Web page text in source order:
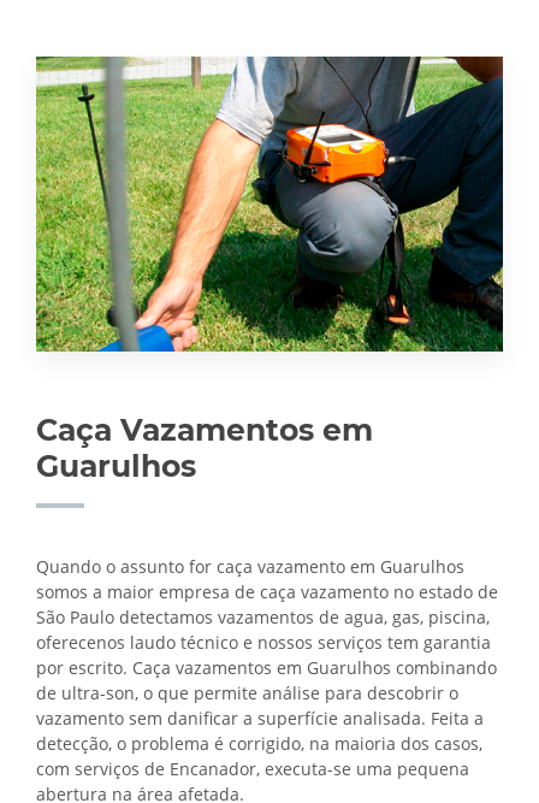
Caça Vazamentos em
Guarulhos
Quando o assunto for caça vazamento em Guarulhos
somos a maior empresa de caça vazamento no estado de
São Paulo detectamos vazamentos de agua, gas, piscina,
oferecenos laudo técnico e nossos serviços tem garantia
por escrito. Caça vazamentos em Guarulhos combinando
de ultra-son, o que permite análise para descobrir o
vazamento sem danificar a superfície analisada. Feita a
detecção, o problema é corrigido, na maioria dos casos,
com serviços de Encanador, executa-se uma pequena
abertura na área afetada.